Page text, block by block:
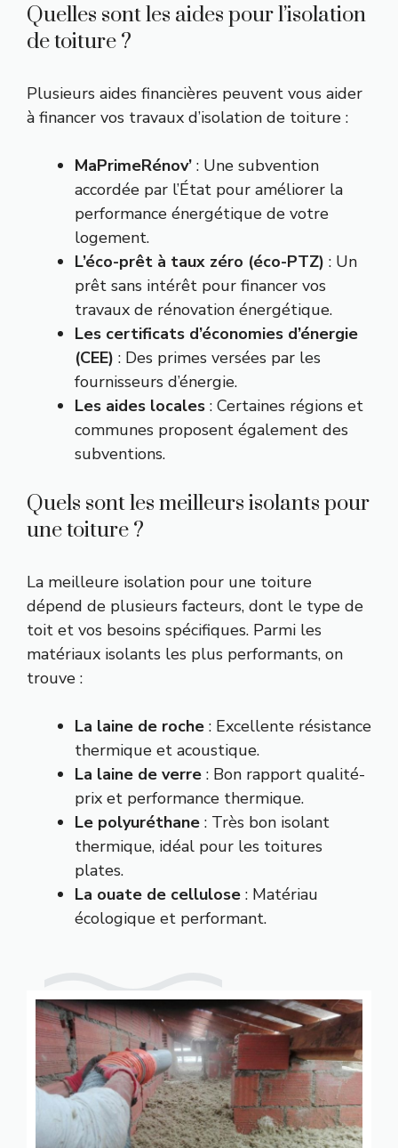
Quelles sont les aides pour l’isolation
de toiture ?
Plusieurs aides financières peuvent vous aider
à financer vos travaux d’isolation de toiture :
MaPrimeRénov’ : Une subvention
accordée par l’État pour améliorer la
performance énergétique de votre
logement.
L’éco-prêt à taux zéro (éco-PTZ) : Un
prêt sans intérêt pour financer vos
travaux de rénovation énergétique.
Les certificats d’économies d’énergie
(CEE) : Des primes versées par les
fournisseurs d’énergie.
Les aides locales : Certaines régions et
communes proposent également des
subventions.
Quels sont les meilleurs isolants pour
une toiture ?
La meilleure isolation pour une toiture
dépend de plusieurs facteurs, dont le type de
toit et vos besoins spécifiques. Parmi les
matériaux isolants les plus performants, on
trouve :
La laine de roche : Excellente résistance
thermique et acoustique.
La laine de verre : Bon rapport qualité-
prix et performance thermique.
Le polyuréthane : Très bon isolant
thermique, idéal pour les toitures
plates.
La ouate de cellulose : Matériau
écologique et performant.